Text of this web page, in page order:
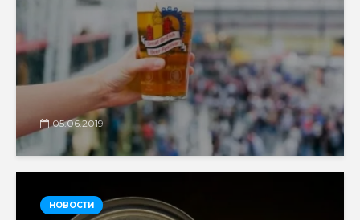
05.06.2019
НОВОСТИ